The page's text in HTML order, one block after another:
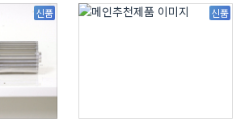
신품 신품